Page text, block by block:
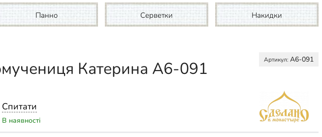
Панно Серветки Накидки
Катерина А6-091 Артикул: А6-091
Спитати
В наявності